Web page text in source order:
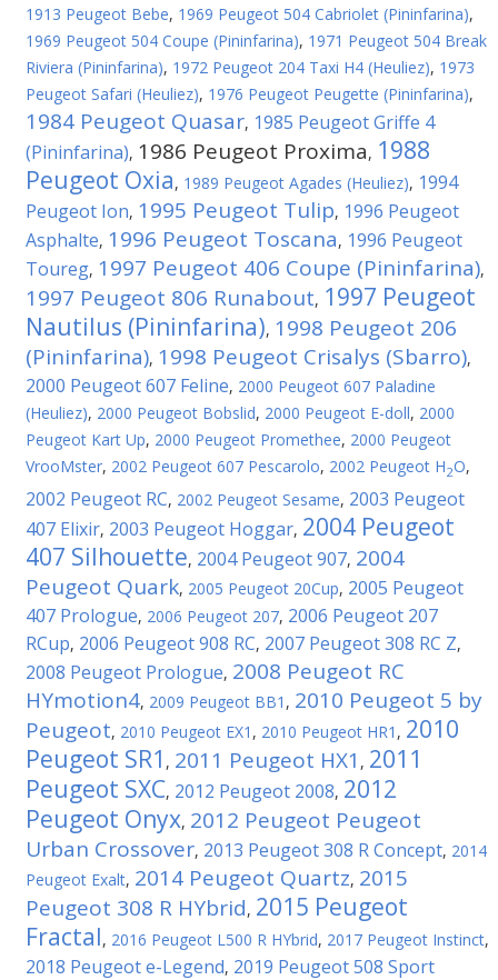
1913 Peugeot Bebe, 1969 Peugeot 504 Cabriolet (Pininfarina),
1969 Peugeot 504 Coupe (Pininfarina), 1971 Peugeot 504 Break
Riviera (Pininfarina), 1972 Peugeot 204 Taxi H4 (Heuliez), 1973
Peugeot Safari (Heuliez), 1976 Peugeot Peugette (Pininfarina),
1984 Peugeot Quasar, 1985 Peugeot Griffe 4
(Pininfarina), 1986 Peugeot Proxima, 1988
Peugeot Oxia, 1989 Peugeot Agades (Heuliez), 1994
Peugeot Ion, 1995 Peugeot Tulip, 1996 Peugeot
Asphalte, 1996 Peugeot Toscana, 1996 Peugeot
Toureg, 1997 Peugeot 406 Coupe (Pininfarina),
1997 Peugeot 806 Runabout, 1997 Peugeot
Nautilus (Pininfarina), 1998 Peugeot 206
(Pininfarina), 1998 Peugeot Crisalys (Sbarro),
2000 Peugeot 607 Feline, 2000 Peugeot 607 Paladine
(Heuliez), 2000 Peugeot Bobslid, 2000 Peugeot E-doll, 2000
Peugeot Kart Up, 2000 Peugeot Promethee, 2000 Peugeot
VrooMster, 2002 Peugeot 607 Pescarolo, 2002 Peugeot H2O,
2002 Peugeot RC, 2002 Peugeot Sesame, 2003 Peugeot
407 Elixir, 2003 Peugeot Hoggar, 2004 Peugeot
407 Silhouette, 2004 Peugeot 907, 2004
Peugeot Quark, 2005 Peugeot 20Cup, 2005 Peugeot
407 Prologue, 2006 Peugeot 207, 2006 Peugeot 207
RCup, 2006 Peugeot 908 RC, 2007 Peugeot 308 RC Z,
2008 Peugeot Prologue, 2008 Peugeot RC
HYmotion4, 2009 Peugeot BB1 , 2010 Peugeot 5 by
Peugeot, 2010 Peugeot EX1 , 2010 Peugeot HR1 , 2010
Peugeot SR1 , 2011 Peugeot HX1 , 2011
Peugeot SXC, 2012 Peugeot 2008, 2012
Peugeot Onyx, 2012 Peugeot Peugeot
Urban Crossover, 2013 Peugeot 308 R Concept, 2014
Peugeot Exalt, 2014 Peugeot Quartz, 2015
Peugeot 308 R HYbrid, 2015 Peugeot
Fractal, 2016 Peugeot L500 R HYbrid, 2017 Peugeot Instinct,
2018 Peugeot e-Legend, 2019 Peugeot 508 Sport